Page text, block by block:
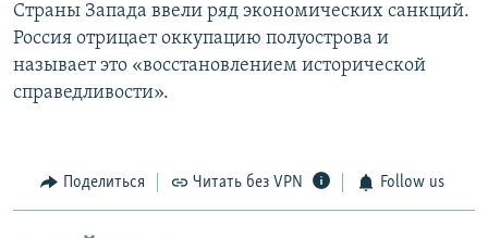
Страны Запада ввели ряд экономических санкций.
Россия отрицает оккупацию полуострова и
называет это «восстановлением исторической
справедливости».
Поделиться Читать без VPN Follow us